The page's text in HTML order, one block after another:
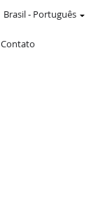
Contato
Brasil- Português